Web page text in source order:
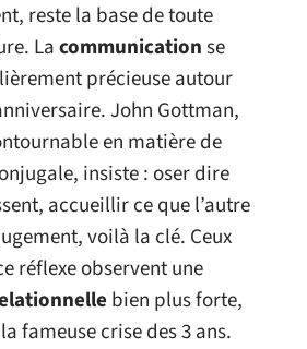
reste la base de toute
Lacommunicationse
précieuse autour
John Gottman,
en matière de
insiste : oser dire
accueillir ce que l’autre
voilà la clé. Ceux
réflexe observent une
bien plus forte,
fameuse crise des 3 ans.